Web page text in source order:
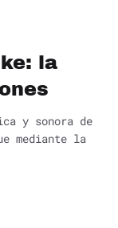
la
y sonora de
mediante la